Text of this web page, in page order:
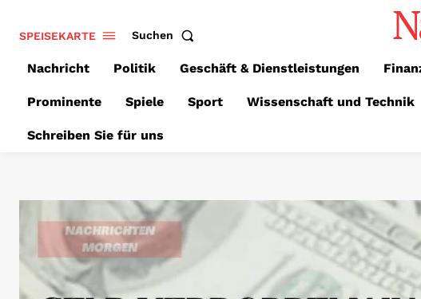
SPEISEKARTE Suchen
Nachricht Politik Geschäft & Dienstleistungen
Prominente Spiele Sport Wissenschaft und Technik
Schreiben Sie für uns